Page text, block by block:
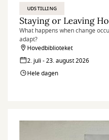
UDSTILLING
Staying or Leaving
What happens when change
adapt?
Hovedbiblioteket
2. juli - 23. august 2026
Hele dagen